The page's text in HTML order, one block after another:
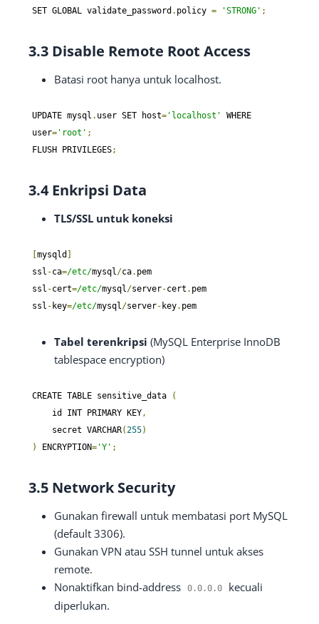
SET GLOBAL validate_password . policy = 'STRONG' ;
3.3 Disable Remote Root Access
Batasi root hanya untuk localhost.
UPDATE mysql . user SET host= 'localhost'
WHERE
user= 'root' ;
FLUSH PRIVILEGES;
3.4 Enkripsi Data
TLS/SSL untuk koneksi
mysqld
ssl -ca=/etc/mysql/ca. pem
ssl -cert=/etc/mysql/server-cert . pem
ssl - key=/etc/mysql/server- key. pem
Tabel terenkripsi (MySQL Enterprise InnoDB
tablespace encryption)
CREATE TABLE sensitive_data
(
    id INT PRIMARY KEY
,
    secret VARCHAR
(255)
)
ENCRYPTION= 'Y' ;
3.5 Network Security
Gunakan firewall untuk membatasi port MySQL
(default 3306).
Gunakan VPN atau SSH tunnel untuk akses
remote.
Nonaktifkan bind-address
0.0 .0.0
kecuali
diperlukan.